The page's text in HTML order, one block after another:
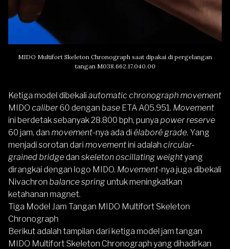
MIDO Multifort Skeleton Chronograph saat dipakai di pergelangan
tangan M038.662.17.040.00
Ketiga model dibekali automatic chronograph movement
MIDO caliber60 dengan base ETA A05.951. Movement
ini berdetak sebanyak 28.800 bph, punya power reserve
60 jam, dan movement-nya ada di élaboré grade. Yang
menjadi sorotan dari movementini adalah circular-
grained bridgedan skeleton oscillating weightyang
dirangkai dengan logo MIDO. Movement-nya juga dibekali
Nivachron balance springuntuk meningkatkan
ketahanan magnet.
Tiga Model Jam Tangan MIDO Multifort Skeleton
Chronograph
Berikut adalah tampilan dari ketiga model jam tangan
MIDO Multifort Skeleton Chronograph yang dihadirkan